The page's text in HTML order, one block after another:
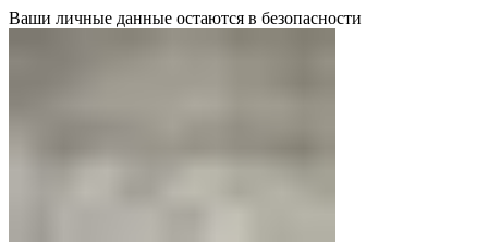
Ваши личные данные остаются в безопасности